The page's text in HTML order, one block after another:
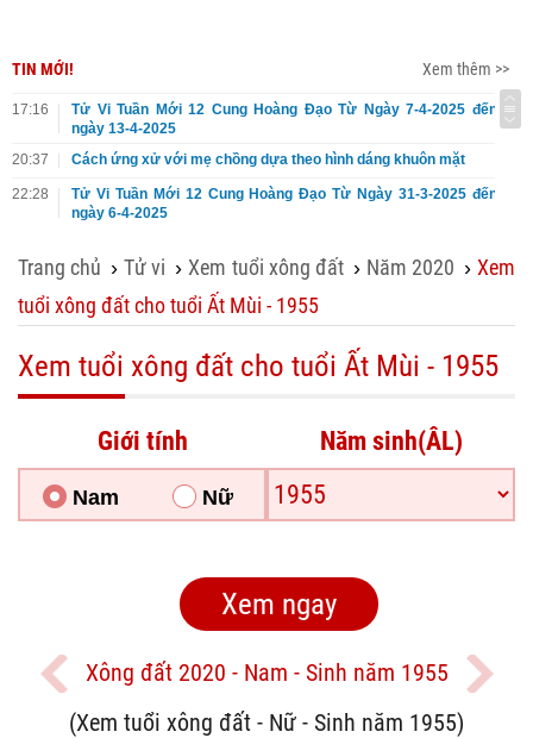
TIN MỚI! Xem thêm >>
17:16
Tử Vi Tuần Mới 12 Cung Hoàng Đạo Từ Ngày 7-4-2025 đến
ngày 13-4-2025
20:37
Cách ứng xử với mẹ chồng dựa theo hình dáng khuôn mặt
22:28
Tử Vi Tuần Mới 12 Cung Hoàng Đạo Từ Ngày 31-3-2025 đến
ngày 6-4-2025
Trang chủ ›Tử vi ›Xem tuổi xông đất › Năm 2020 ›Xem
tuổi xông đất cho tuổi Ất Mùi - 1955
Xem tuổi xông đất cho tuổi Ất Mùi - 1955
Giới tính
Nam Nữ
Năm sinh(ÂL)
Xông đất 2020 - Nam - Sinh năm 1955
(Xem tuổi xông đất - Nữ - Sinh năm 1955)